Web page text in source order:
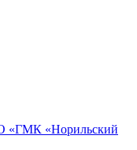
«ГМК «Норильский